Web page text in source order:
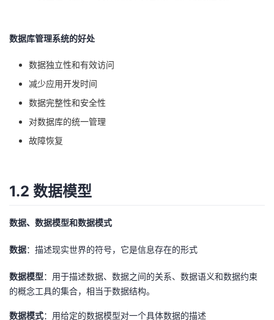
验
收
藏
议
数据库管理系统的好处
数据独立性和有效访问
减少应用开发时间
数据完整性和安全性
对数据库的统一管理
故障恢复
1.2 数据模型
数据、数据模型和数据模式
数据：描述现实世界的符号，它是信息存在的形式
数据模型：用于描述数据、数据之间的关系、数据语义和数据约束
的概念工具的集合，相当于数据结构。
数据模式：用给定的数据模型对一个具体数据的描述